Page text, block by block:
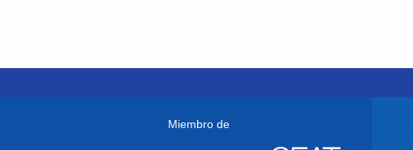
Miembro de